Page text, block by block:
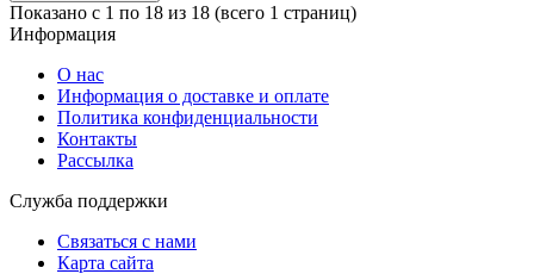
Показано с 1 по 18 из 18 (всего 1 страниц)
Информация
O нас
Информация о доставке и оплате
Политика конфиденциальности
Контакты
Рассылка
Служба поддержки
Связаться с нами
Карта сайта